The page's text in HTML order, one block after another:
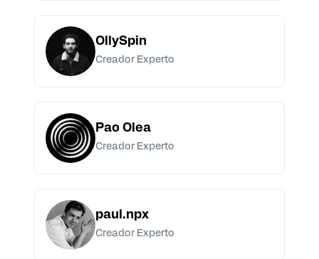
OllySpin
Creador Experto
Pao Olea
Creador Experto
paul.npx
Creador Experto